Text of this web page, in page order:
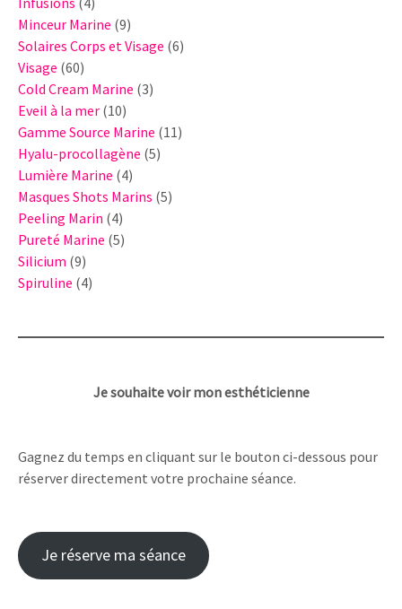
produits
Minceur Marine 99
produits
Solaires Corps et Visage 66
Visage 6060
produits
Cold Cream Marine 33
Eveil à la mer 1010
produits
Gamme Source Marine 1111
Hyalu-procollagène 55
Lumière Marine 44
produits
Masques Shots Marins 55
Peeling Marin 44
produits
Pureté Marine 55
Silicium 99
produits
Spiruline 44
Je souhaite voir mon esthéticienne
Gagnez du temps en cliquant sur le bouton ci-dessous pour
réserver directement votre prochaine séance.
Je réserve ma séance